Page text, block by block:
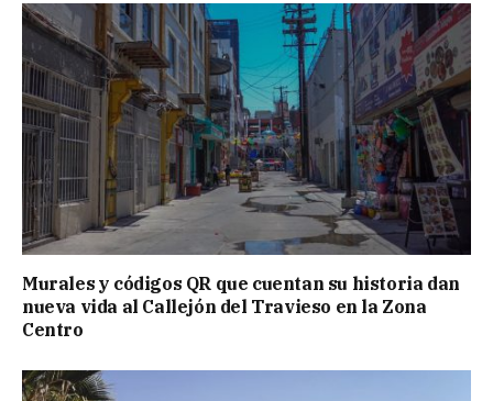
Murales y códigos QR que cuentan su historia dan
nueva vida al Callejón del Travieso en la Zona
Centro